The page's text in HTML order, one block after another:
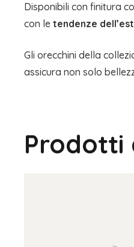
Disponibili con finitura
con le tendenze
Gli orecchini della
assicura non solo
Prodotti